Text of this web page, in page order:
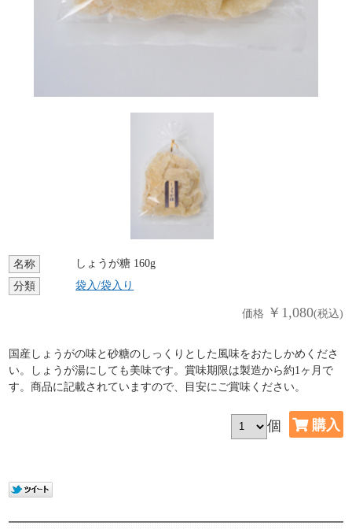
名称
しょうが糖 160g
分類
袋入/袋入り
価格 ￥1,080(税込)
国産しょうがの味と砂糖のしっくりとした風味をおたしかめくださ
い。しょうが湯にしても美味です。賞味期限は製造から約1ヶ月で
す。商品に記載されていますので、目安にご賞味ください。
個